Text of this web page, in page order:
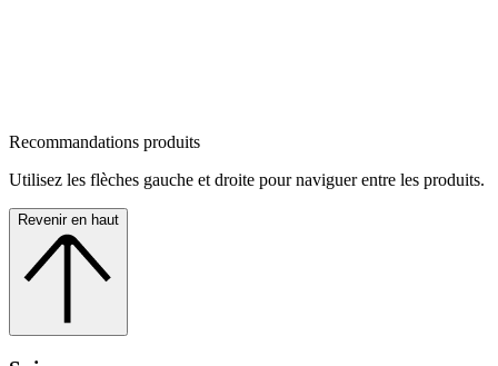
Recommandations produits
Utilisez les flèches gauche et droite pour naviguer entre les produits.
Revenir en haut